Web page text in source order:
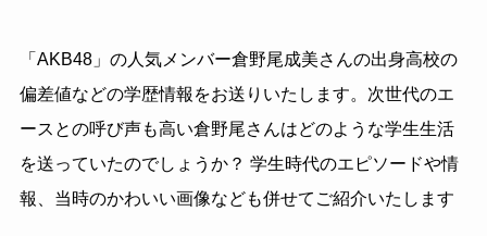
「AKB48」の人気メンバー倉野尾成美さんの出身高校の
偏差値などの学歴情報をお送りいたします。次世代のエ
ースとの呼び声も高い倉野尾さんはどのような学生生活
を送っていたのでしょうか？ 学生時代のエピソードや情
報、当時のかわいい画像なども併せてご紹介いたします